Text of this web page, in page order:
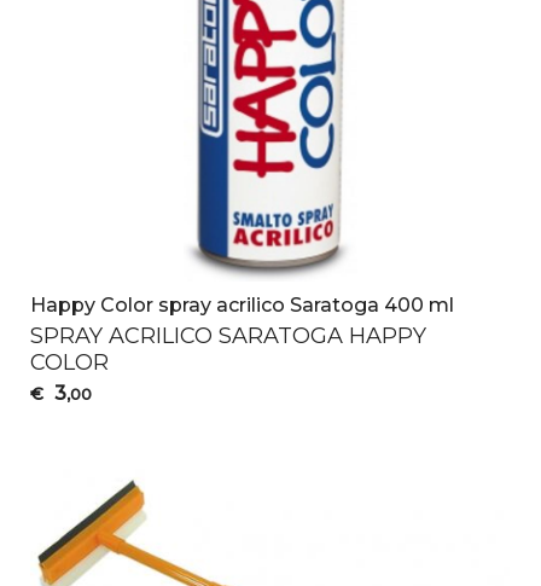
Happy Color spray acrilico Saratoga 400 ml
SPRAY ACRILICO SARATOGA HAPPY
COLOR
€ 3,00